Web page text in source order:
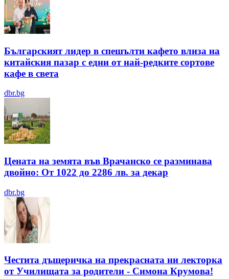
Българският лидер в спешълти кафето влиза на
китайския пазар с едни от най-редките сортове
кафе в света
dbr.bg
Цената на земята във Врачанско се разминава
двойно: От 1022 до 2286 лв. за декар
dbr.bg
Честита дъщеричка на прекрасната ни лекторка
от Училищата за родители - Симона Крумова!